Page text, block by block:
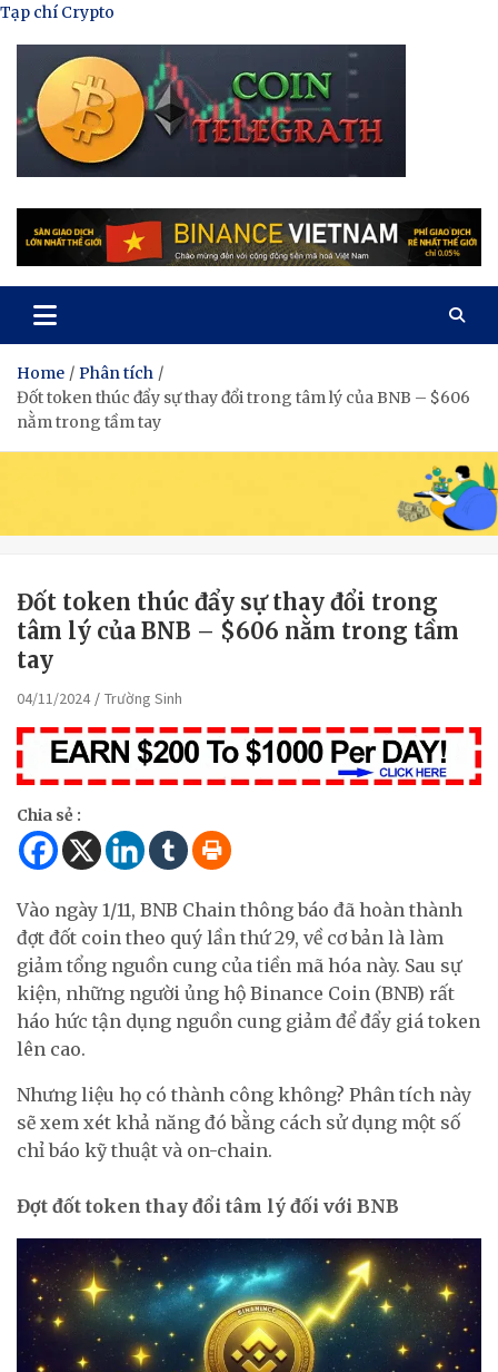
Skip
content
Tạp chí Crypto
Tạp Chí Tiền Mã Hóa
Home
Phân tích
Đốt token thúc đẩy sự thay đổi trong tâm lý của BNB – $606
nằm trong tầm tay
Đốt token thúc đẩy sự thay đổi trong
tâm lý của BNB – $606 nằm trong tầm
tay
04/11/2024 Trường Sinh
Chia sẻ :
Vào ngày 1/11, BNB Chain thông báo đã hoàn thành
đợt đốt coin theo quý lần thứ 29, về cơ bản là làm
giảm tổng nguồn cung của tiền mã hóa này. Sau sự
kiện, những người ủng hộ Binance Coin (BNB) rất
háo hức tận dụng nguồn cung giảm để đẩy giá token
lên cao.
Nhưng liệu họ có thành công không? Phân tích này
sẽ xem xét khả năng đó bằng cách sử dụng một số
chỉ báo kỹ thuật và on-chain.
Đợt đốt token thay đổi tâm lý đối với BNB